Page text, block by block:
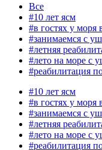
Все
#10 лет ясм
#в гостях у моря
#занимаемся с
#летняя
#лето на море с
#реабилитация
#10 лет ясм
#в гостях у моря
#занимаемся с
#летняя
#лето на море с
#реабилитация